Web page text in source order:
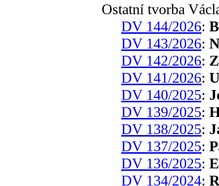
Ostatní tvorba
DV 144/2026:
DV 143/2026:
DV 142/2026:
DV 141/2026:
DV 140/2025:
DV 139/2025:
DV 138/2025:
DV 137/2025:
DV 136/2025:
DV 134/2024: